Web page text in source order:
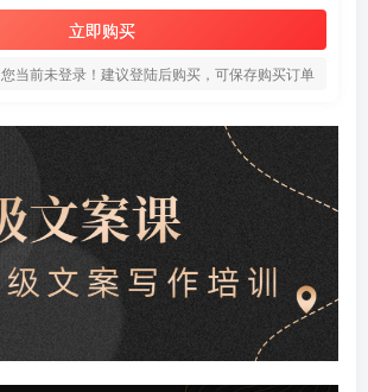
立即购买
您当前未登录！建议登陆后购买，可保存购买订单